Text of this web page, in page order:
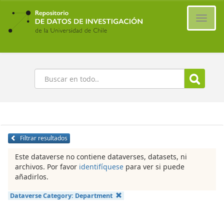
Ir
contenido
principal
Buscar
Filtrar resultados
Este dataverse no contiene dataverses, datasets, ni
archivos. Por favor identifíquese para ver si puede
añadirlos.
Dataverse Category: Department